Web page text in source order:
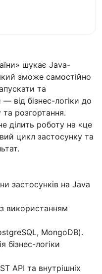
шукає Java-
зможе самостійно
та
від бізнес-логіки до
розгортання.
ділить роботу на «це
цикл застосунку та
застосунків на Java
з використанням
MongoDB).
бізнес-логіки
API та внутрішніх